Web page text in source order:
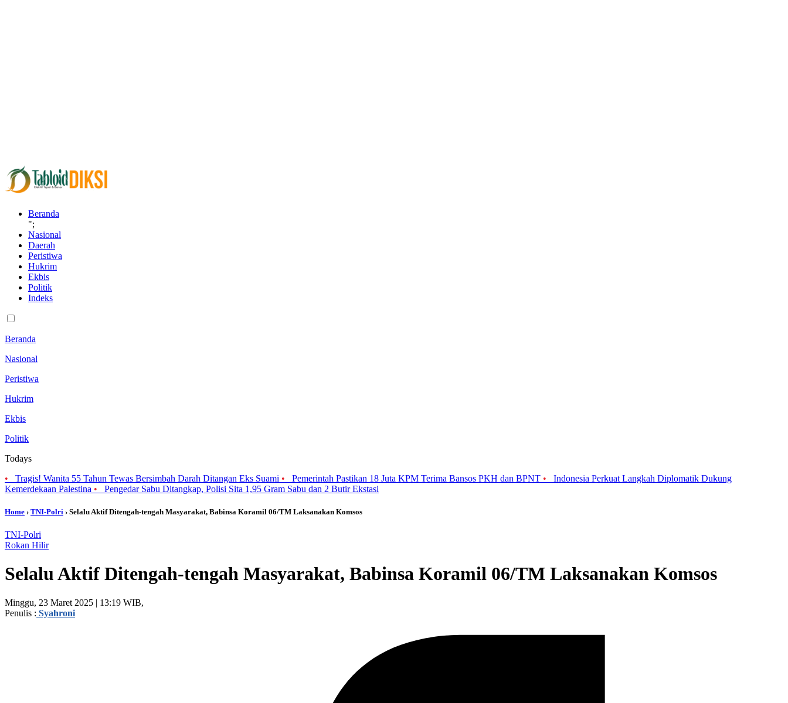
Beranda
";
Nasional
Daerah
Peristiwa
Hukrim
Ekbis
Politik
Indeks
Beranda
Nasional
Peristiwa
Hukrim
Ekbis
Politik
Todays
•
Tragis! Wanita 55 Tahun Tewas Bersimbah Darah Ditangan Eks Suami • Pemerintah Pastikan 18 Juta KPM Terima Bansos PKH dan BPNT •
Indonesia Perkuat Langkah Diplomatik Dukung
Kemerdekaan Palestina • Pengedar Sabu Ditangkap, Polisi Sita 1,95 Gram Sabu dan 2 Butir Ekstasi
Home › TNI-Polri › Selalu Aktif Ditengah-tengah Masyarakat, Babinsa Koramil 06/TM Laksanakan Komsos
TNI-Polri
Rokan Hilir
Selalu Aktif Ditengah-tengah Masyarakat, Babinsa Koramil 06/TM Laksanakan Komsos
Minggu, 23 Maret 2025 | 13:19 WIB,
Penulis : Syahroni